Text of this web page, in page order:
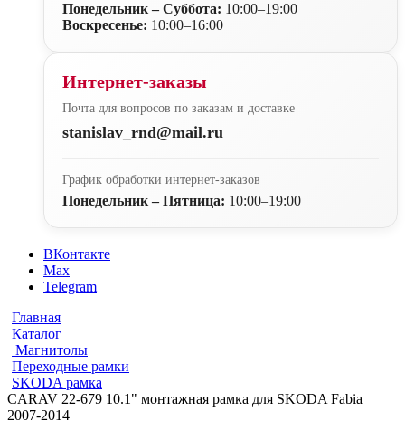
Понедельник – Суббота: 10:00–19:00
Воскресенье: 10:00–16:00
Интернет-заказы
Почта для вопросов по заказам и доставке
stanislav_rnd@mail.ru
График обработки интернет-заказов
Понедельник – Пятница: 10:00–19:00
ВКонтакте
Max
Telegram
Главная
Каталог
Магнитолы
Переходные рамки
SKODA рамка
CARAV 22-679 10.1" монтажная рамка для SKODA Fabia
2007-2014